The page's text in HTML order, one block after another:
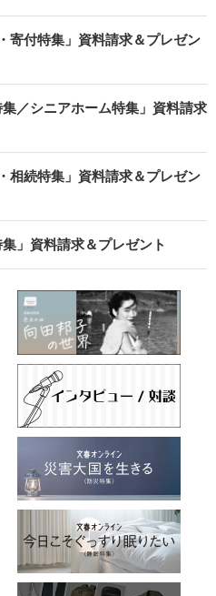
寄付特集」資料請求＆プレゼン
／シニアホーム特集」資料請求
相続特集」資料請求＆プレゼン
」資料請求＆プレゼント